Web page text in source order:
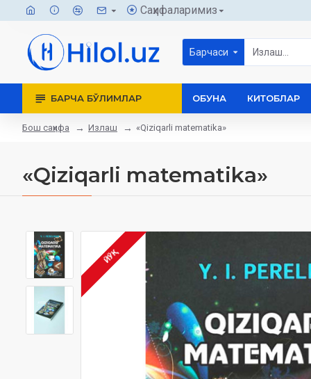
Саҳифаларимиз
Барчаси
БАРЧА БЎЛИМЛАР ОБУНА КИТОБЛАР
Бош саҳифа Излаш «Qiziqarli matematika»
«Qiziqarli matematika»
ЙЎҚ